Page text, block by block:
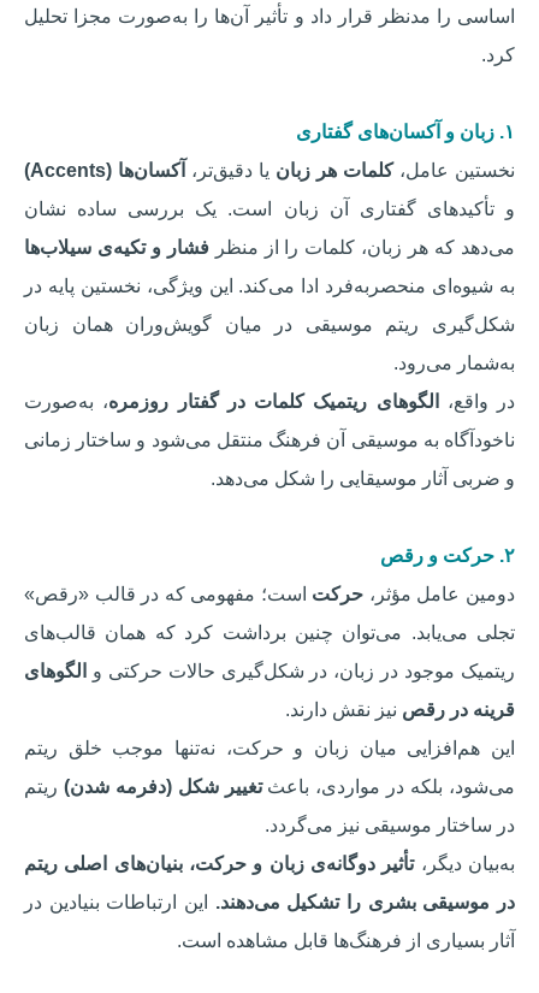
اساسی را مدنظر قرار داد و تأثیر آن‌ها را به‌صورت مجزا تحلیل
کرد.
۱. زبان و آکسان‌های گفتاری
نخستین عامل،کلمات هر زبان یا دقیق‌تر، آکسان‌ها (Accents)
و تأکیدهای گفتاری آن زبان است. یک بررسی ساده نشان
می‌دهد که هر زبان، کلمات را از منظرفشار و تکیه‌ی سیلاب‌ها
به شیوه‌ای منحصربه‌فرد ادا می‌کند. این ویژگی، نخستین پایه در
شکل‌گیری ریتم موسیقی در میان گویش‌وران همان زبان
به‌شمار می‌رود.
در واقع،
الگوهای ریتمیک کلمات در گفتار روزمره، به‌صورت
ناخودآگاه به موسیقی آن فرهنگ منتقل می‌شود و ساختار زمانی
و ضربی آثار موسیقایی را شکل می‌دهد.
۲. حرکت و رقص
دومین عامل مؤثر، حرکت است؛ مفهومی که در قالب «رقص»
تجلی می‌یابد. می‌توان چنین برداشت کرد که همان قالب‌های
ریتمیک موجود در زبان، در شکل‌گیری حالات حرکتی و
الگوهای
قرینه‌ در رقص نیز نقش دارند.
این هم‌افزایی میان زبان و حرکت، نه‌تنها موجب خلق ریتم
می‌شود، بلکه در مواردی، باعثتغییر شکل (دفرمه شدن) ریتم
در ساختار موسیقی نیز می‌گردد.
به‌بیان دیگر،تأثیر دوگانه‌ی زبان و حرکت، بنیان‌های اصلی ریتم
در موسیقی بشری را تشکیل می‌دهند. این ارتباطات بنیادین در
آثار بسیاری از فرهنگ‌ها قابل مشاهده است.